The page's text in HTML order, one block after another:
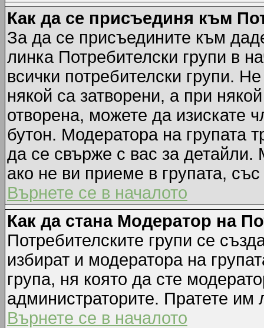
Как да се присъединя към
За да се присъедините към
линка Потребителски групи в
всички потребителски групи.
някой са затворени, а при
отворена, можете да изискате
бутон. Модератора на групата
да се свърже с вас за
ако не ви приеме в групата,
Върнете се в началото
Как да стана Модератор на
Потребителските групи се
избират и модератора на
група, ня която да сте
администраторите. Пратете
Върнете се в началото